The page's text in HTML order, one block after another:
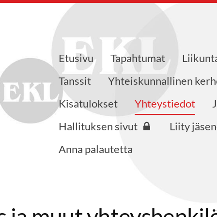
ry
Etusivu Tapahtumat
Tanssit
Yhteiskunnallinen
Kisatulokset
Yhteystiedot
Hallituksen sivut
Liity
Anna palautetta